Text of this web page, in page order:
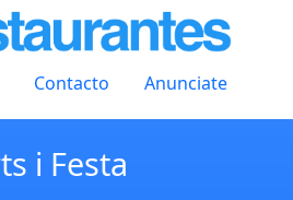
Contacto Anunciate
i Festa